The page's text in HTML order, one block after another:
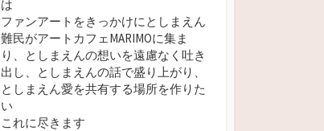
は
ファンアートをきっかけにとしまえん
難民がアートカフェMARIMOに集ま
り、としまえんの想いを遠慮なく吐き
出し、としまえんの話で盛り上がり、
としまえん愛を共有する場所を作りた
い
これに尽きます